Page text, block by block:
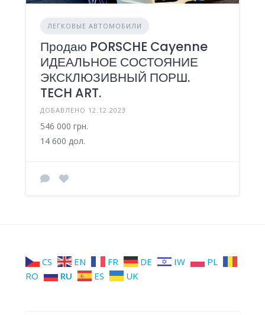
ЛЕГКОВЫЕ АВТОМОБИЛИ
Продаю PORSCHE Cayenne
ИДЕАЛЬНОЕ СОСТОЯНИЕ
ЭКСКЛЮЗИВНЫЙ ПОРШ.
TECH ART.
ДОБАВЛЕНО 12.12.2023
546 000 грн.
14 600 дол.
CS EN FR DE IW
PL
RO
RU ES UK